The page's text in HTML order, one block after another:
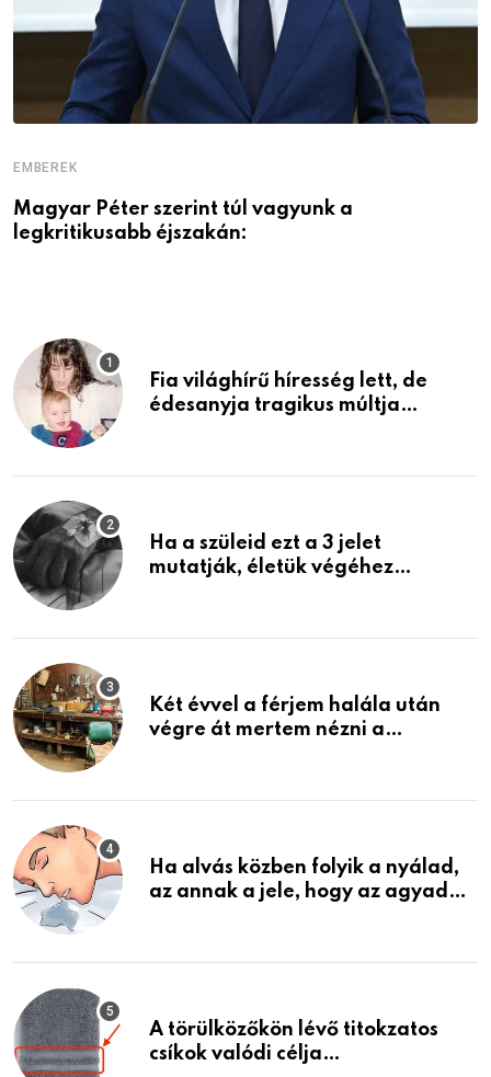
EMBEREK
Magyar Péter szerint túl vagyunk a
legkritikusabb éjszakán:
Fia világhírű híresség lett, de
édesanyja tragikus múltja
Ha a szüleid ezt a 3 jelet
mutatják, életük végéhez
Két évvel a férjem halála után
végre át mertem nézni a
életemet
Ha alvás közben folyik a nyálad,
az annak a jele, hogy az agyad…
A törülközőkön lévő titokzatos
csíkok valódi célja…